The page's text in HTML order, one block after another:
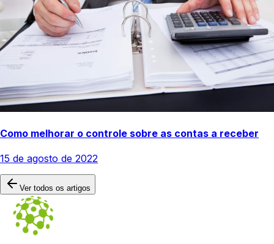
Como melhorar o controle sobre as contas a receber
15 de agosto de 2022
Ver todos os artigos